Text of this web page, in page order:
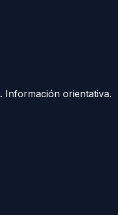
. Información orientativa.